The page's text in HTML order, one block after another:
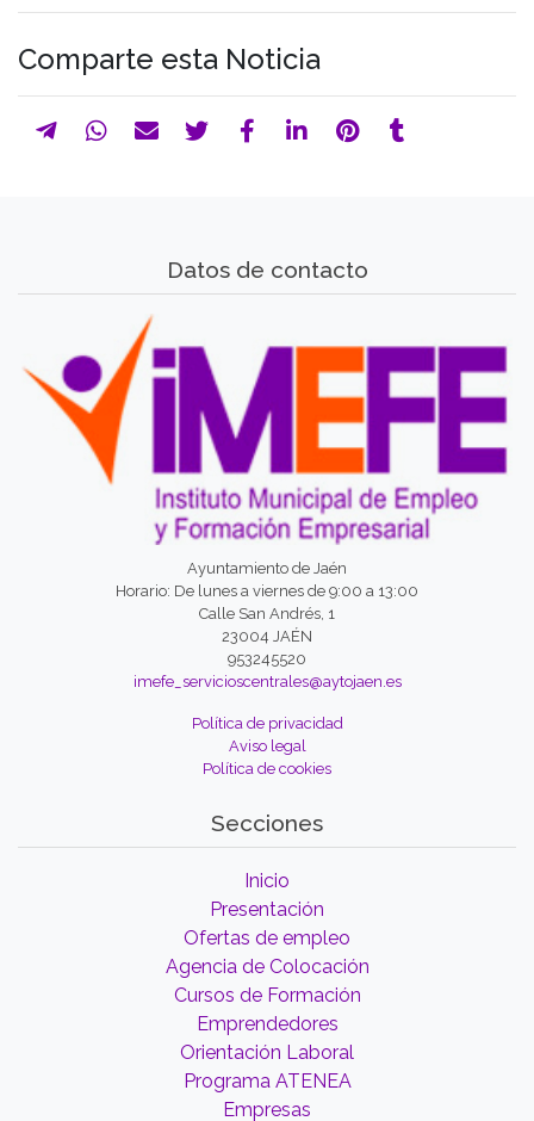
Comparte esta Noticia
Datos de contacto
Ayuntamiento de Jaén
Horario: De lunes a viernes de 9:00 a 13:00
Calle San Andrés, 1
23004 JAÉN
953245520
imefe_servicioscentrales@aytojaen.es
Política de privacidad
Aviso legal
Política de cookies
Secciones
Inicio
Presentación
Ofertas de empleo
Agencia de Colocación
Cursos de Formación
Emprendedores
Orientación Laboral
Programa ATENEA
Empresas